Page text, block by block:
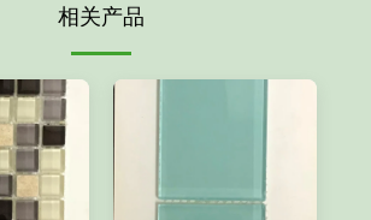
相关产品